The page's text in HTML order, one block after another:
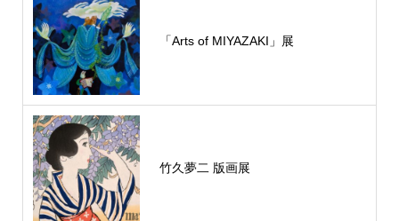
「Arts of MIYAZAKI」展
竹久夢二 版画展